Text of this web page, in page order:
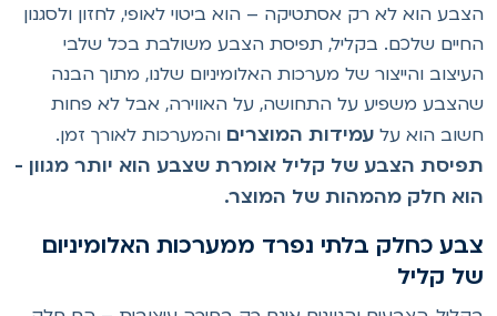
הוא לא רק אסתטיקה – הוא ביטוי לאופי, לחזון ולסגנון
שלכם. בקליל, תפיסת הצבע משולבת בכל שלבי
והייצור של מערכות האלומיניום שלנו, מתוך הבנה
משפיע על התחושה, על האווירה, אבל לא פחות
הוא עלעמידות המוצריםוהמערכות לאורך זמן.
הצבע של קליל אומרת שצבע הוא יותר מגוון -
חלק מהמהות של המוצר.
כחלק בלתי נפרד ממערכות האלומיניום
קליל